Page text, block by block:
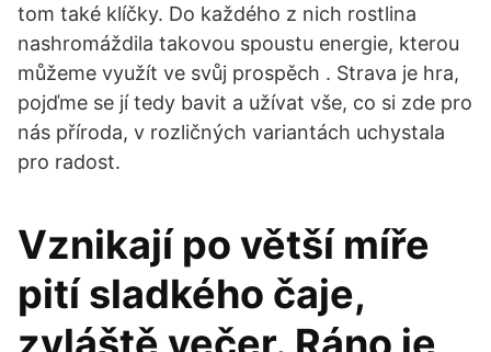
tom také klíčky. Do každého z nich rostlina
nashromáždila takovou spoustu energie, kterou
můžeme využít ve svůj prospěch . Strava je hra,
pojďme se jí tedy bavit a užívat vše, co si zde pro
nás příroda, v rozličných variantách uchystala
pro radost.
Vznikají po větší míře
pití sladkého čaje,